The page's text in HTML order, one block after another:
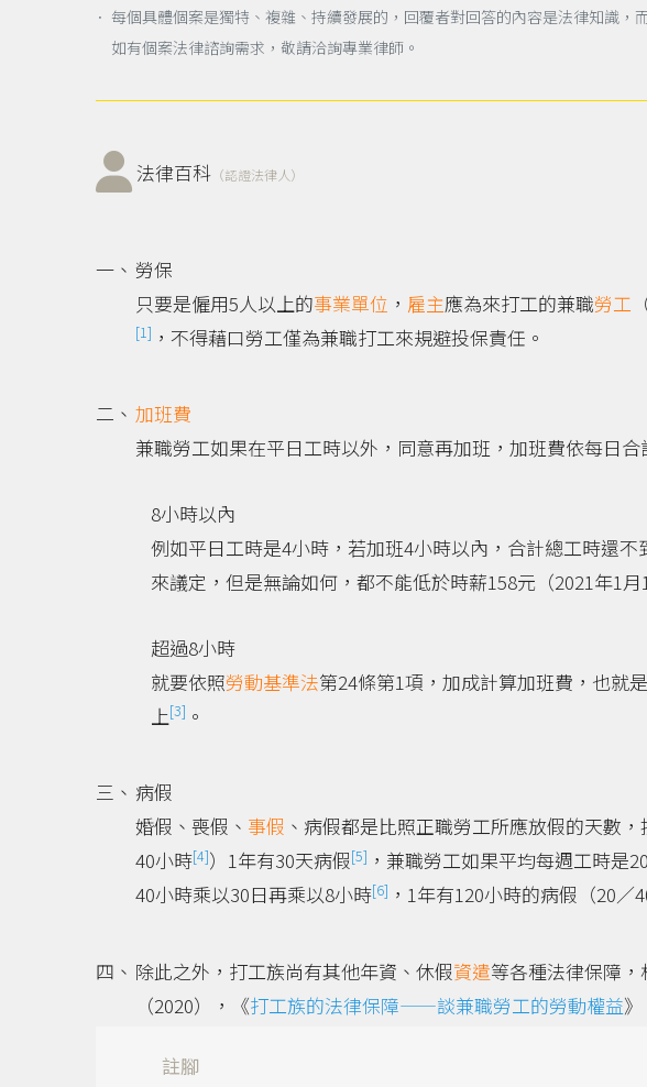
． 每個具體個案是獨特、複雜、持續發展的，回覆者對回答的內容是法律知識，
如有個案法律諮詢需求，敬請洽詢專業律師。
法律百科 （認證法律人）
勞保
只要是僱用5人以上的事業單位 ， 雇主應為來打工的兼職勞工
[1] ，不得藉口勞工僅為兼職打工來規避投保責任。
加班費
兼職勞工如果在平日工時以外，同意再加班，加班費依每日
8小時以內
例如平日工時是4小時，若加班4小時以內，合計總工時還不
來議定，但是無論如何，都不能低於時薪158元（2021年1
超過8小時
就要依照勞動基準法第24條第1項，加成計算加班費，也就
上[3] 。
病假
婚假、喪假、 事假 、病假都是比照正職勞工所應放假的天數
40小時[4]）1年有30天病假[5] ，兼職勞工如果平均每週工時是
40小時乘以30日再乘以8小時[6] ，1年有120小時的病假（20／
除此之外，打工族尚有其他年資、休假資遣等各種法律保障
（2020），《打工族的法律保障——談兼職勞工的勞動權益》
註腳